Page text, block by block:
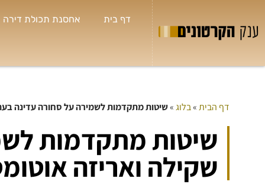
דף בית אחסנת תכולת דירה
דף הבית»בלוג»שיטות מתקדמות לשמירה על סחורה עדינה
שיטות מתקדמות
שקילה ואריזה
שי


לי